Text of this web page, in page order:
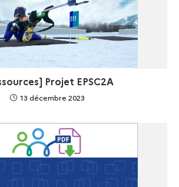
Projet EPSC2A
13 décembre 2023